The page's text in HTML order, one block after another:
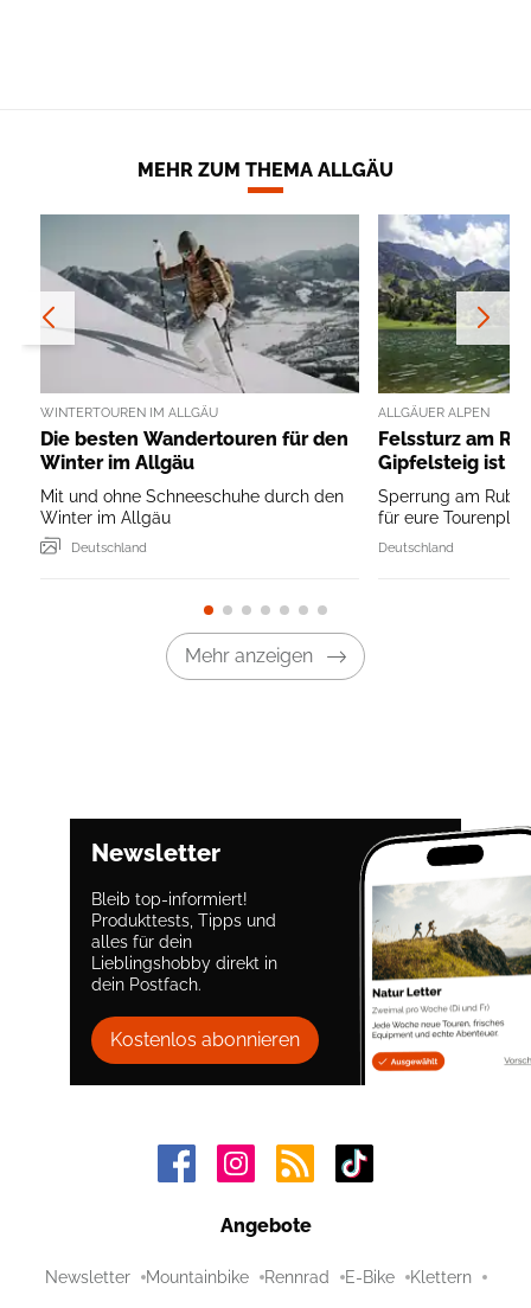
MEHR ZUM THEMA ALLGÄU
WINTERTOUREN IM ALLGÄU
Die besten Wandertouren für den
Winter im Allgäu
Mit und ohne Schneeschuhe durch den
Winter im Allgäu
Deutschland
ALLGÄUER ALPEN
Felssturz am
Gipfelsteig ist
Sperrung am
für eure
Deutschland
Mehr anzeigen
Newsletter
Bleib top-informiert!
Produkttests, Tipps und
alles für dein
Lieblingshobby direkt in
dein Postfach.
Kostenlos abonnieren
Angebote
Newsletter Mountainbike Rennrad E-Bike Klettern